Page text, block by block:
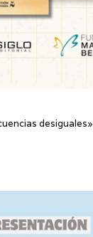
desiguales»